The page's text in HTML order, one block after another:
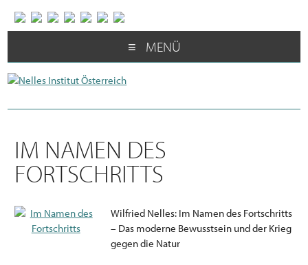
MENÜ
IM NAMEN DES
FORTSCHRITTS
Wilfried Nelles: Im Namen des Fortschritts
– Das moderne Bewusstsein und der Krieg
gegen die Natur